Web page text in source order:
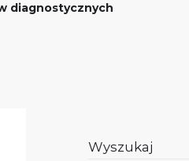
diagnostycznych
Wyszukaj